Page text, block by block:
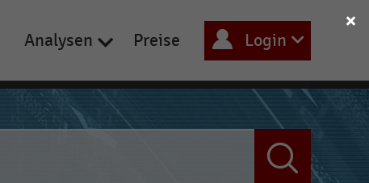
Analysen Preise Login